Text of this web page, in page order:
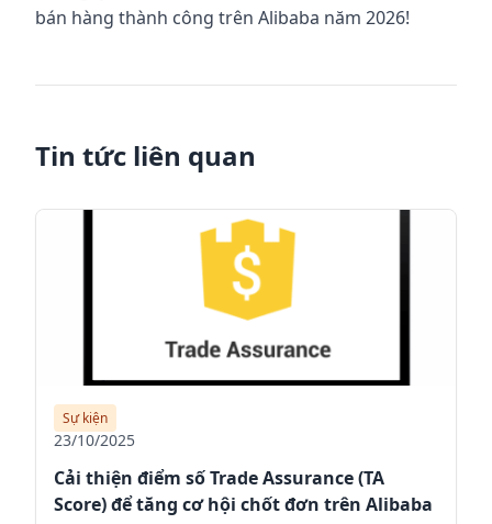
bán hàng thành công trên Alibaba năm 2026!
Tin tức liên quan
Sự kiện
23/10/2025
Cải thiện điểm số Trade Assurance (TA
Score) để tăng cơ hội chốt đơn trên Alibaba